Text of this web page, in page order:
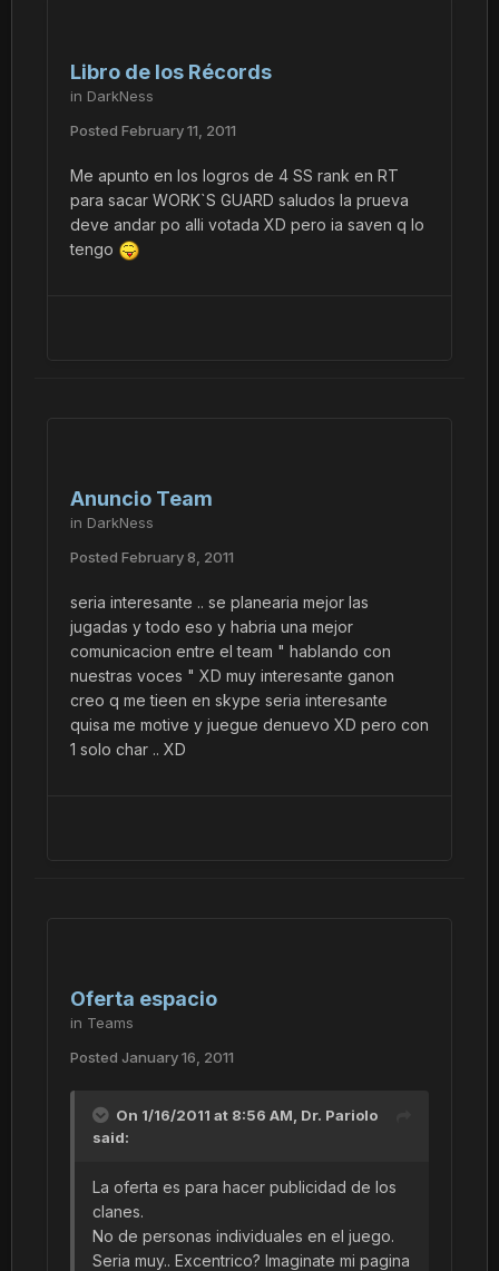
Libro de los Récords
in DarkNess
Posted February 11, 2011
Me apunto en los logros de 4 SS rank en RT
para sacar WORK`S GUARD saludos la prueva
deve andar po alli votada XD pero ia saven q lo
tengo
Anuncio Team
in DarkNess
Posted February 8, 2011
seria interesante .. se planearia mejor las
jugadas y todo eso y habria una mejor
comunicacion entre el team " hablando con
nuestras voces " XD muy interesante ganon
creo q me tieen en skype seria interesante
quisa me motive y juegue denuevo XD pero con
1 solo char .. XD
Oferta espacio
in Teams
Posted January 16, 2011
On 1/16/2011 at 8:56 AM, Dr. Pariolo
said:
La oferta es para hacer publicidad de los
clanes.
No de personas individuales en el juego.
Seria muy.. Excentrico? Imaginate mi pagina